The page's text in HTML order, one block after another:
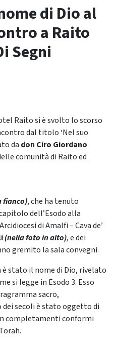
di Dio al
a Raito
Segni
Raito si è svolto lo scorso
dal titolo ‘Nel suo
da don Ciro Giordano
comunità di Raito ed
fianco), che ha tenuto
dell’Esodo alla
di Amalfi – Cava de’
(nella foto in alto), e dei
gremito la sala convegni.
stato il nome di Dio, rivelato
si legge in Esodo 3. Esso
sacro,
secoli è stato oggetto di
completamenti conformi